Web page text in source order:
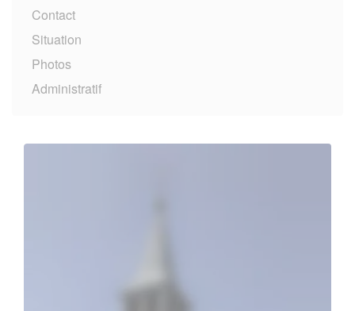
Contact
Situation
Photos
Administratif